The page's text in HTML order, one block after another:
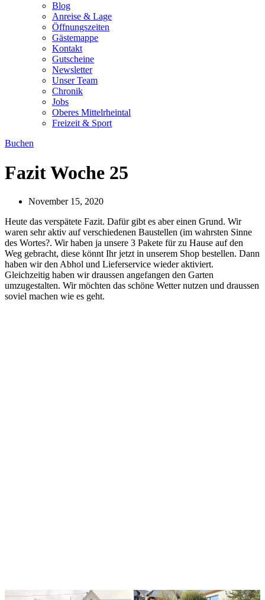
Blog
Anreise & Lage
Öffnungszeiten
Gästemappe
Kontakt
Gutscheine
Newsletter
Unser Team
Chronik
Jobs
Oberes Mittelrheintal
Freizeit & Sport
Buchen
Fazit Woche 25
November 15, 2020
Heute das verspätete Fazit. Dafür gibt es aber einen Grund. Wir
waren sehr aktiv auf verschiedenen Baustellen (im wahrsten Sinne
des Wortes?. Wir haben ja unsere 3 Pakete für zu Hause auf den
Weg gebracht, diese könnt Ihr jetzt in unserem Shop bestellen. Dann
haben wir den Abhol und Lieferservice wieder aktiviert.
Gleichzeitig haben wir draussen angefangen den Garten
umzugestalten. Wir möchten das schöne Wetter nutzen und draussen
soviel machen wie es geht.